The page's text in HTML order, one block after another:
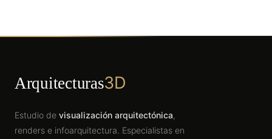
Arquitecturas3D
Estudio de visualización arquitectónica,
renders e infoarquitectura. Especialistas en